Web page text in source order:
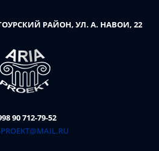
90 712-79-52
РАЙОН, УЛ. А. НАВОИ, 22